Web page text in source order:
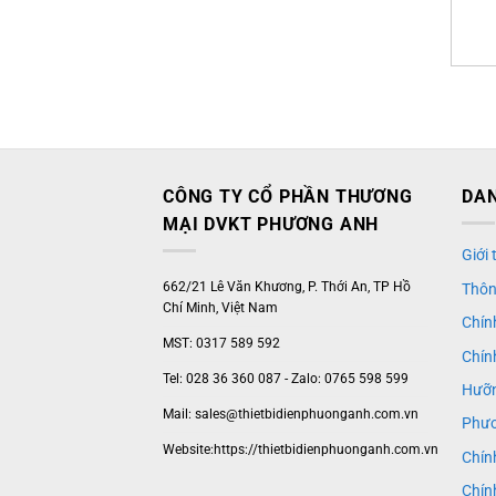
CÔNG TY CỔ PHẦN THƯƠNG
MẠI DVKT PHƯƠNG ANH
662/21 Lê Văn Khương, P. Thới An, TP Hồ
Chí Minh, Việt Nam
MST: 0317 589 592
Tel: 028 36 360 087 - Zalo: 0765 598 599
Mail: sales@thietbidienphuonganh.com.vn
Website:https://thietbidienphuonganh.com.vn
Giới